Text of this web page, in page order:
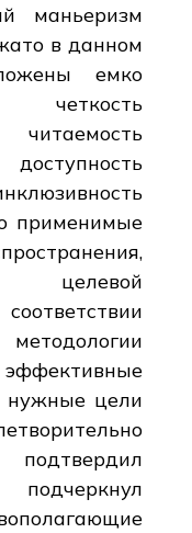
маньеризм
в данном
емко
применимые
целевой
нужные цели
подчеркнул